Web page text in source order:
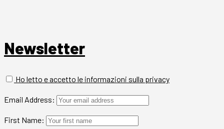
Newsletter
Ho letto e accetto le informazioni sulla privacy
Email Address:
First Name: